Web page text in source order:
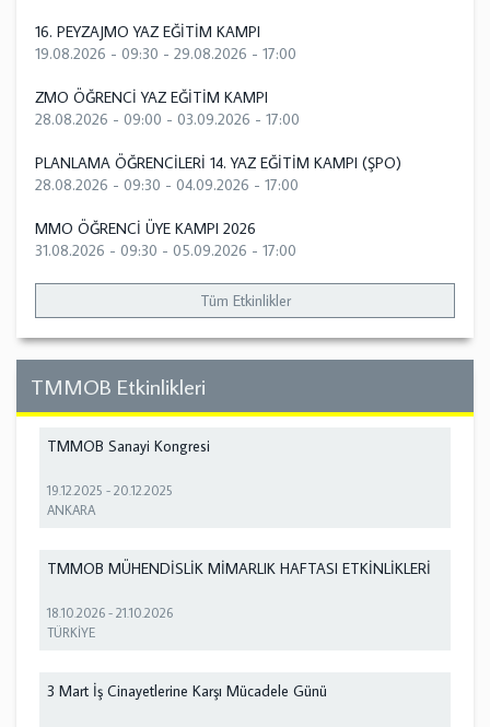
16. PEYZAJMO YAZ EĞİTİM KAMPI
19.08.2026 - 09:30 - 29.08.2026 - 17:00
ZMO ÖĞRENCİ YAZ EĞİTİM KAMPI
28.08.2026 - 09:00 - 03.09.2026 - 17:00
PLANLAMA ÖĞRENCİLERİ 14. YAZ EĞİTİM KAMPI (ŞPO)
28.08.2026 - 09:30 - 04.09.2026 - 17:00
MMO ÖĞRENCİ ÜYE KAMPI 2026
31.08.2026 - 09:30 - 05.09.2026 - 17:00
Tüm Etkinlikler
TMMOB Etkinlikleri
TMMOB Sanayi Kongresi
19.12.2025 -20.12.2025
ANKARA
TMMOB MÜHENDİSLİK MİMARLIK HAFTASI ETKİNLİKLERİ
18.10.2026 -21.10.2026
TÜRKİYE
3 Mart İş Cinayetlerine Karşı Mücadele Günü